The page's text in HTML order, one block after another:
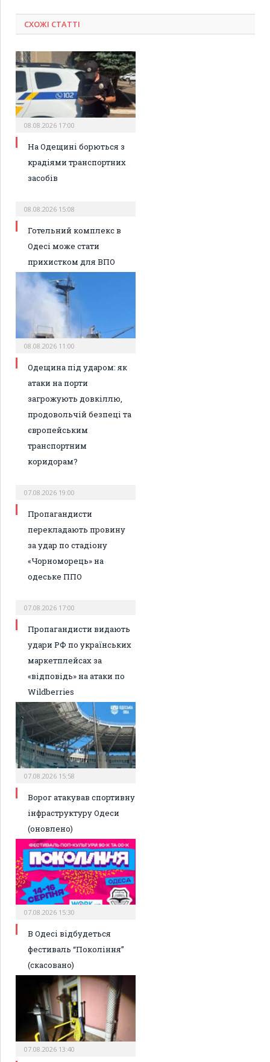
СХОЖІ СТАТТІ
08.08.2026 17:00
На Одещині борються з
крадіями транспортних
засобів
08.08.2026 15:08
Готельний комплекс в
Одесі може стати
прихистком для ВПО
08.08.2026 11:00
Одещина під ударом: як
атаки на порти
загрожують довкіллю,
продовольчій безпеці та
європейським
транспортним
коридорам?
07.08.2026 19:00
Пропагандисти
перекладають провину
за удар по стадіону
«Чорноморець» на
одеське ППО
07.08.2026 17:00
Пропагандисти видають
удари РФ по українських
маркетплейсах за
«відповідь» на атаки по
Wildberries
07.08.2026 15:58
Ворог атакував спортивну
інфраструктуру Одеси
(оновлено)
07.08.2026 15:30
В Одесі відбудеться
фестиваль “Покоління”
(скасовано)
07.08.2026 13:40